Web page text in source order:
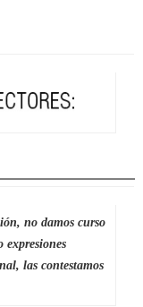
no damos curso
expresiones
las contestamos